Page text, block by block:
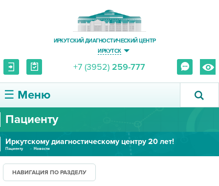
ИРКУТСКИЙ ДИАГНОСТИЧЕСКИЙ ЦЕНТР
ИРКУТСК
+7 (3952) 259-777
☰ Меню
О ЦЕНТРЕ
УСЛУГИ И ЦЕНЫ
ПАЦИЕНТУ
Пациенту
Иркутскому диагностическому центру 20 лет!
Пациенту Новости
НАВИГАЦИЯ ПО РАЗДЕЛУ